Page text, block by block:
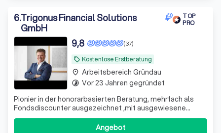
6.Trigonus Financial Solutions
GmbH
TOP
PRO
local_offer Kostenlose Erstberatung
(37)
9,8
Pionier in der honorarbasierten Beratung, mehrfach als
Fondsdiscounter ausgezeichnet ,mit ausgewiesene
Expertise im Bereich: Immobilienkapitalanlage und
Infrastrukturprojekten, Edelmetallexperte.
Angebot
place Arbeitsbereich Gründau
timelapse Vor 23 Jahren gegründet